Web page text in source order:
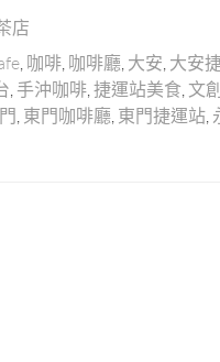
店
咖啡 咖啡廳 大安 大安
手沖咖啡 捷運站美食 文
東門咖啡廳 東門捷運站